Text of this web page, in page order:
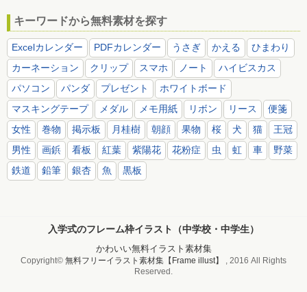
キーワードから無料素材を探す
Excelカレンダー PDFカレンダー うさぎ かえる
ひまわり
カーネーション
クリップ スマホ ノート
ハイビスカス
パソコン
パンダ プレゼント
ホワイトボード
マスキングテープ
メダル メモ用紙 リボン リース
便箋
女性
巻物 掲示板 月桂樹 朝顔 果物 桜 犬 猫
王冠
男性
画鋲 看板 紅葉 紫陽花 花粉症 虫 虹 車
野菜
鉄道
鉛筆 銀杏 魚 黒板
入学式のフレーム枠イラスト（中学校・中学生）
かわいい無料イラスト素材集
Copyright© 無料フリーイラスト素材集【Frame illust】
, 2016 All Rights
Reserved.